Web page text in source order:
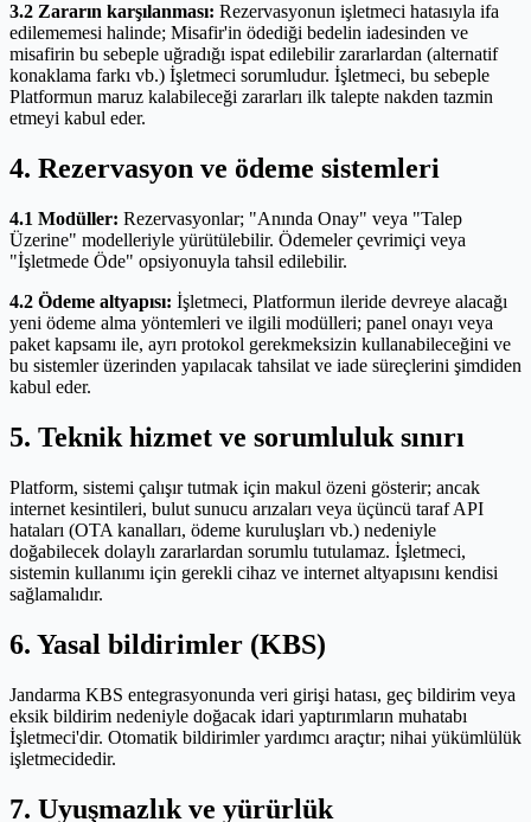
3.2 Zararın karşılanması: Rezervasyonun işletmeci hatasıyla ifa
edilememesi halinde; Misafir'in ödediği bedelin iadesinden ve
misafirin bu sebeple uğradığı ispat edilebilir zararlardan (alternatif
konaklama farkı vb.) İşletmeci sorumludur. İşletmeci, bu sebeple
Platformun maruz kalabileceği zararları ilk talepte nakden tazmin
etmeyi kabul eder.
4. Rezervasyon ve ödeme sistemleri
4.1 Modüller: Rezervasyonlar; "Anında Onay" veya "Talep
Üzerine" modelleriyle yürütülebilir. Ödemeler çevrimiçi veya
"İşletmede Öde" opsiyonuyla tahsil edilebilir.
4.2 Ödeme altyapısı: İşletmeci, Platformun ileride devreye alacağı
yeni ödeme alma yöntemleri ve ilgili modülleri; panel onayı veya
paket kapsamı ile, ayrı protokol gerekmeksizin kullanabileceğini ve
bu sistemler üzerinden yapılacak tahsilat ve iade süreçlerini şimdiden
kabul eder.
5. Teknik hizmet ve sorumluluk sınırı
Platform, sistemi çalışır tutmak için makul özeni gösterir; ancak
internet kesintileri, bulut sunucu arızaları veya üçüncü taraf API
hataları (OTA kanalları, ödeme kuruluşları vb.) nedeniyle
doğabilecek dolaylı zararlardan sorumlu tutulamaz. İşletmeci,
sistemin kullanımı için gerekli cihaz ve internet altyapısını kendisi
sağlamalıdır.
6. Yasal bildirimler (KBS)
Jandarma KBS entegrasyonunda veri girişi hatası, geç bildirim veya
eksik bildirim nedeniyle doğacak idari yaptırımların muhatabı
İşletmeci'dir. Otomatik bildirimler yardımcı araçtır; nihai yükümlülük
işletmecidedir.
7. Uyuşmazlık ve yürürlük